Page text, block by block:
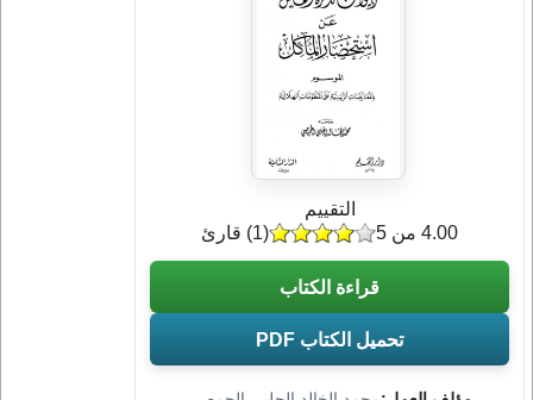
التقييم
(
1) قارئ 4.00 من 5
قراءة الكتاب
تحميل الكتاب PDF